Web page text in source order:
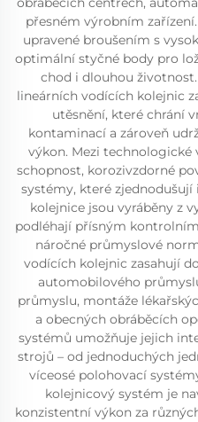
přesném výrobním
upravené broušením s
optimální styčné body pro
chod i dlouhou
lineárních vodících kolejnic
utěsnění, které chrání
kontaminací a zároveň
výkon. Mezi
schopnost, korozivzdorné
systémy, které
kolejnice jsou vyráběny z
podléhají přísným
náročné průmyslové
vodících kolejnic zasahují
automobilového
průmyslu, montáže
a obecných obráběcích
systémů umožňuje jejich
strojů – od jednoduchých
víceosé polohovací
kolejnicový systém je
konzistentní výkon za